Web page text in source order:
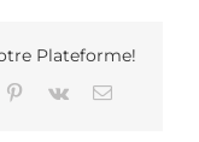
Plateforme!
Pinterest
Vk Email